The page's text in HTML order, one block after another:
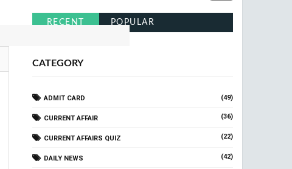
RECENT POPULAR
CATEGORY
ADMIT CARD (49)
CURRENT AFFAIR (36)
CURRENT AFFAIRS QUIZ (22)
DAILY NEWS (42)